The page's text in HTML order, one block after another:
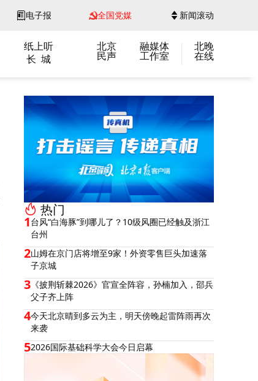
电子报 全国党媒 新闻滚动
纸上听
长 城
北京
民声
融媒体
工作室
北晚
在线
热门
1台风“白海豚”到哪儿了？10级风圈已经触及浙江
台州
2山姆在京门店将增至9家！外资零售巨头加速落
子京城
3 《披荆斩棘2026》官宣全阵容，孙楠加入，邵兵
父子齐上阵
4今天北京晴到多云为主，明天傍晚起雷阵雨再次
来袭
52026国际基础科学大会今日启幕